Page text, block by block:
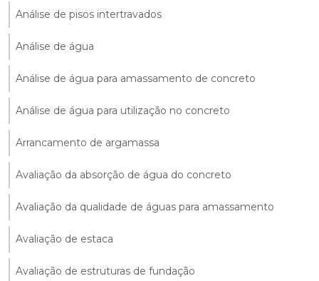
Análise de pisos intertravados
Análise de água
Análise de água para amassamento de concreto
Análise de água para utilização no concreto
Arrancamento de argamassa
Avaliação da absorção de água do concreto
Avaliação da qualidade de águas para amassamento
Avaliação de estaca
Avaliação de estruturas de fundação